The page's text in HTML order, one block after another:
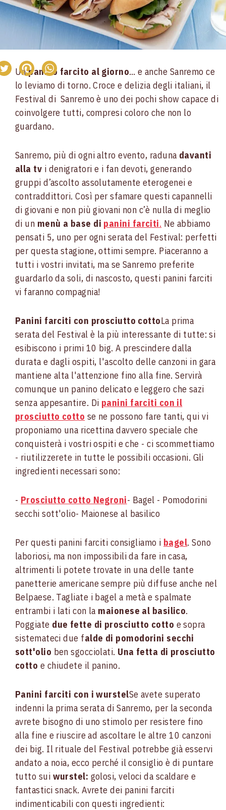
Unpanino farcito al giorno… e anche Sanremo ce
lo leviamo di torno. Croce e delizia degli italiani, il
Festival di Sanremo è uno dei pochi show capace di
coinvolgere tutti, compresi coloro che non lo
guardano.
Sanremo, più di ogni altro evento, raduna davanti
alla tv i denigratori e i fan devoti, generando
gruppi d’ascolto assolutamente eterogenei e
contraddittori. Così per sfamare questi capannelli
di giovani e non più giovani non c’è nulla di meglio
di un menù a base di panini farciti. Ne abbiamo
pensati 5, uno per ogni serata del Festival: perfetti
per questa stagione, ottimi sempre. Piaceranno a
tutti i vostri invitati, ma se Sanremo preferite
guardarlo da soli, di nascosto, questi panini farciti
vi faranno compagnia!
Panini farciti con prosciutto cottoLa prima
serata del Festival è la più interessante di tutte: si
esibiscono i primi 10 big. A prescindere dalla
durata e dagli ospiti, l'ascolto delle canzoni in gara
mantiene alta l'attenzione fino alla fine. Servirà
comunque un panino delicato e leggero che sazi
senza appesantire. Di panini farciti con il
prosciutto cotto se ne possono fare tanti, qui vi
proponiamo una ricettina davvero speciale che
conquisterà i vostri ospiti e che - ci scommettiamo
- riutilizzerete in tutte le possibili occasioni. Gli
ingredienti necessari sono:
- Prosciutto cotto Negroni- Bagel - Pomodorini
secchi sott'olio- Maionese al basilico
Per questi panini farciti consigliamo i bagel. Sono
laboriosi, ma non impossibili da fare in casa,
altrimenti li potete trovate in una delle tante
panetterie americane sempre più diffuse anche nel
Belpaese. Tagliate i bagel a metà e spalmate
entrambi i lati con la maionese al basilico.
Poggiate due fette di prosciutto cotto e sopra
sistemateci due falde di pomodorini secchi
sott'olio ben sgocciolati. Una fetta di prosciutto
cotto e chiudete il panino.
Panini farciti con i wurstelSe avete superato
indenni la prima serata di Sanremo, per la seconda
avrete bisogno di uno stimolo per resistere fino
alla fine e riuscire ad ascoltare le altre 10 canzoni
dei big. Il rituale del Festival potrebbe già esservi
andato a noia, ecco perché il consiglio è di puntare
tutto sui wurstel: golosi, veloci da scaldare e
fantastici snack. Avrete dei panini farciti
indimenticabili con questi ingredienti: